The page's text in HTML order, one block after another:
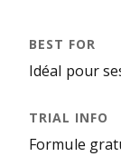
Idéal pour
Formule